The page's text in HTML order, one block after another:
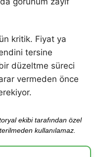
kritik. Fiyat ya
tersine
düzeltme süreci
vermeden önce
ekibi tarafından özel
kullanılamaz.